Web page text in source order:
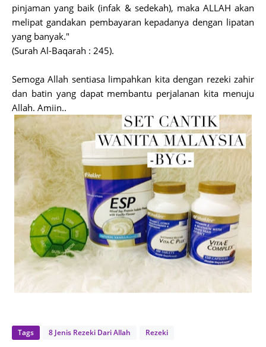
pinjaman yang baik (infak & sedekah), maka ALLAH akan
melipat gandakan pembayaran kepadanya dengan lipatan
yang banyak."
(Surah Al-Baqarah : 245).
Semoga Allah sentiasa limpahkan kita dengan rezeki zahir
dan batin yang dapat membantu perjalanan kita menuju
Allah. Amiin..
Tags 8 Jenis Rezeki Dari Allah Rezeki